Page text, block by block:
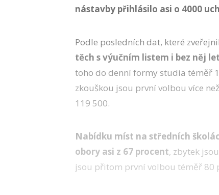
nástavby přihlásilo asi o 4000
Podle posledních dat, které
těch s výučním listem i bez něj
toho do denní formy studia téměř
zkouškou jsou první volbou více
119 500.
Nabídku míst na středních
obory asi z 67 procent, zbytek
jsou přitom první volbou téměř 80